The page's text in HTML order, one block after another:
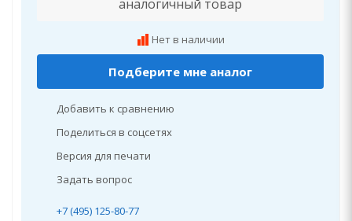
аналогичный товар
Нет в наличии
Подберите мне аналог
Добавить к сравнению
Поделиться в соцсетях
Версия для печати
Задать вопрос
+7 (495) 125-80-77